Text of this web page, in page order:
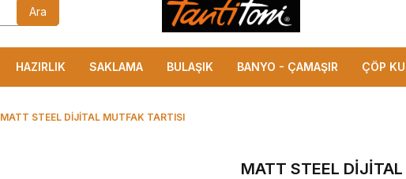
Ara
HAZIRLIK SAKLAMA BULAŞIK BANYO - ÇAMAŞIR ÇÖP
MATT STEEL DİJİTAL MUTFAK TARTISI
MATT STEEL